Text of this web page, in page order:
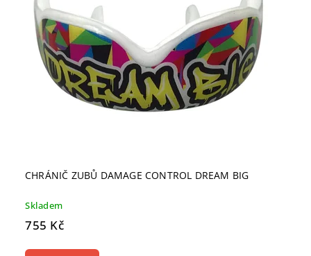
CHRÁNIČ ZUBŮ DAMAGE CONTROL DREAM BIG
Skladem
755 Kč